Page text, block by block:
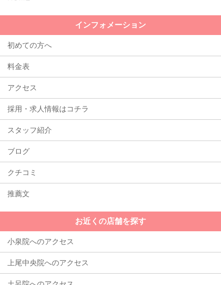
インフォメーション
初めての方へ
料金表
アクセス
採用・求人情報はコチラ
スタッフ紹介
ブログ
クチコミ
推薦文
お近くの店舗を探す